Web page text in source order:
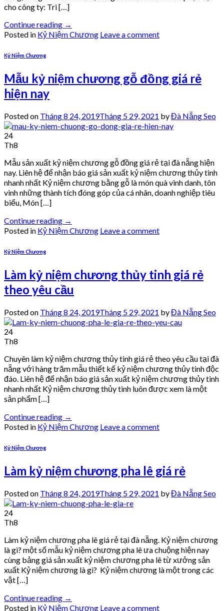
cho công ty: Tri […]
Continue reading →
Posted in Kỷ Niệm Chương Leave a comment
Kỷ Niệm Chương
Mẫu kỷ niệm chương gỗ đồng giá rẻ
hiện nay
Posted on Tháng 8 24, 2019Tháng 5 29, 2021 byĐà Nẵng Seo
24
Th8
Mẫu sản xuất kỷ niệm chương gỗ đồng giá rẻ tại đà nẵng hiện
nay. Liên hệ để nhận báo giá sản xuất kỷ niệm chương thủy tinh
nhanh nhất Kỷ niệm chương bằng gỗ là món quà vinh danh, tôn
vinh những thành tích đóng góp của cá nhân, doanh nghiệp tiêu
biểu, Món […]
Continue reading →
Posted in Kỷ Niệm Chương Leave a comment
Kỷ Niệm Chương
Làm kỷ niệm chương thủy tinh giá rẻ
theo yêu cầu
Posted on Tháng 8 24, 2019Tháng 5 29, 2021 byĐà Nẵng Seo
24
Th8
Chuyên làm kỷ niệm chương thủy tinh giá rẻ theo yêu cầu tại đà
nẵng với hàng trăm mẫu thiết kế kỷ niệm chương thủy tinh độc
đáo. Liên hệ để nhận báo giá sản xuất kỷ niệm chương thủy tinh
nhanh nhất Kỷ niệm chương thủy tinh luôn được xem là một
sản phẩm […]
Continue reading →
Posted in Kỷ Niệm Chương Leave a comment
Kỷ Niệm Chương
Làm kỷ niệm chương pha lê giá rẻ
Posted on Tháng 8 24, 2019Tháng 5 29, 2021 byĐà Nẵng Seo
24
Th8
Làm kỷ niệm chương pha lê giá rẻ tại đà nẵng. Kỷ niệm chương
là gì? một số mẫu kỷ niệm chương pha lê ưa chuộng hiện nay
cùng bảng giá sản xuất kỷ niệm chương pha lê từ xưởng sản
xuất Kỷ niệm chương là gì? Kỷ niệm chương là một trong các
vật […]
Continue reading →
Posted in Kỷ Niệm Chương Leave a comment